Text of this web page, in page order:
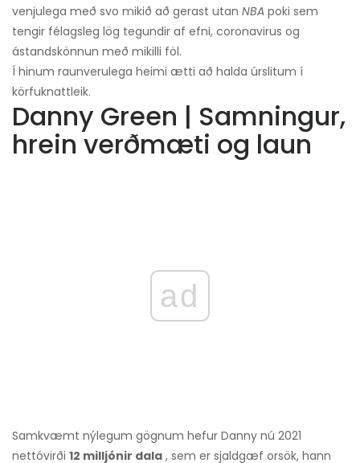
venjulega með svo mikið að gerast utan NBA poki sem
tengir félagsleg lög tegundir af efni, coronavirus og
ástandskönnun með mikilli föl.
Í hinum raunverulega heimi ætti að halda úrslitum í
körfuknattleik.
Danny Green | Samningur,
hrein verðmæti og laun
ad
Samkvæmt nýlegum gögnum hefur Danny nú 2021
nettóvirði 12 milljónir dala , sem er sjaldgæf orsök, hann